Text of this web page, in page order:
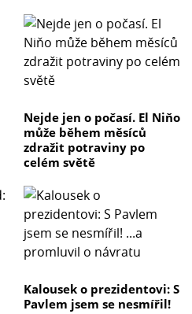
Nejde jen o počasí. El Niňo
může během měsíců
zdražit potraviny po
celém světě
Kalousek o prezidentovi: S
Pavlem jsem se nesmířil!